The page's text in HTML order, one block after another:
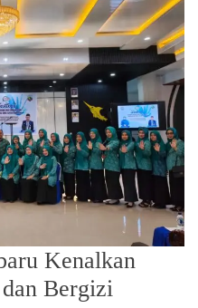
Kenalkan
Bergizi